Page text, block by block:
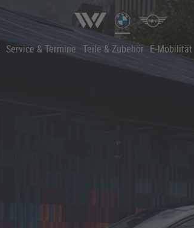
Service & Termine Teile & Zubehör E-Mobilität